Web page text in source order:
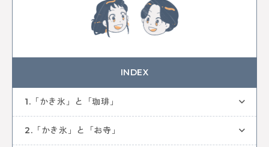
ファミリーイベント
NTT
全ての記事をみる
おすすめ情報を投稿する
INDEX
1.「かき氷」と「珈琲」
2.「かき氷」と「お寺」